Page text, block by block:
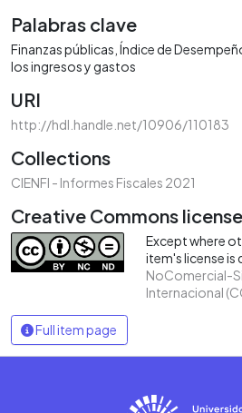
Palabras clave
Finanzas públicas Índice de
los ingresos y gastos
URI
http://hdl.handle.net/10906/110183
Collections
CIENFI - Informes Fiscales 2021
Creative Commons license
Except where
item's license is
NoComercial-
Internacional
Full item page